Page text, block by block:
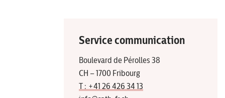
Service communication
Boulevard de Pérolles 38
CH – 1700 Fribourg
T : +41 26 426 34 13